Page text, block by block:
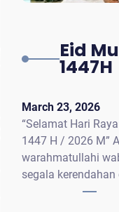
Eid
1447H
March 23, 2026
“Selamat Hari
1447 H / 2026 M”
warahmatullahi
segala